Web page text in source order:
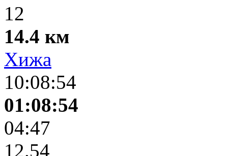
12
14.4 км
Хижа
10:08:54
01:08:54
04:47
12.54